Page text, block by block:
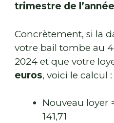
trimestre de
Concrètement, si la
votre bail tombe au
2024 et que votre
euros, voici le calcul :
Nouveau loyer
141,71